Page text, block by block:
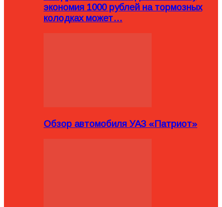
экономия 1000 рублей на тормозных
колодках может…
Обзор автомобиля УАЗ «Патриот»